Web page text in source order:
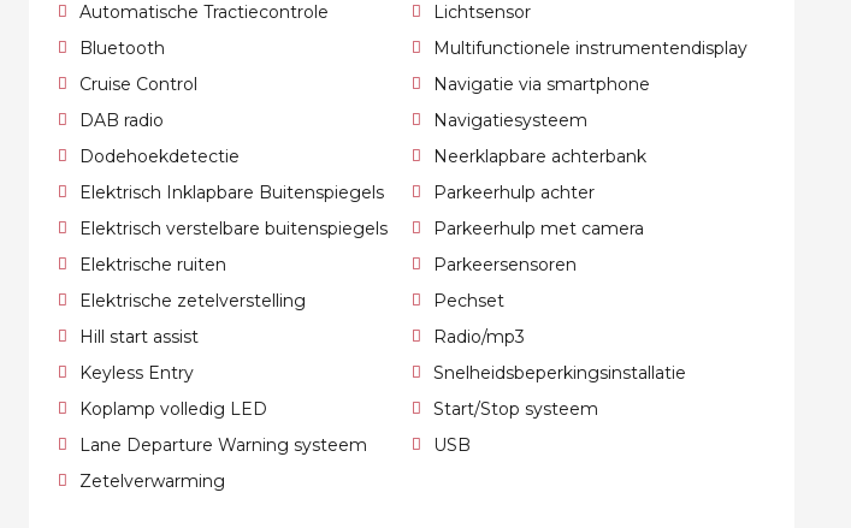
Automatische Tractiecontrole
Bluetooth
Cruise Control
DAB radio
Dodehoekdetectie
Elektrisch Inklapbare Buitenspiegels
Elektrisch verstelbare buitenspiegels
Elektrische ruiten
Elektrische zetelverstelling
Hill start assist
Keyless Entry
Koplamp volledig LED
Lane Departure Warning systeem
Zetelverwarming
Lichtsensor
Multifunctionele instrumentendisplay
Navigatie via smartphone
Navigatiesysteem
Neerklapbare achterbank
Parkeerhulp achter
Parkeerhulp met camera
Parkeersensoren
Pechset
Radio/mp3
Snelheidsbeperkingsinstallatie
Start/Stop systeem
USB